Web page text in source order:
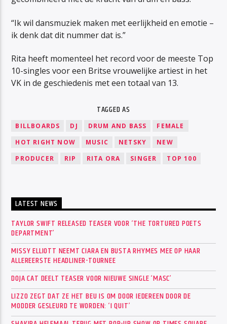
“Ik wil dansmuziek maken met eerlijkheid en emotie –
ik denk dat dit nummer dat is.”
Rita heeft momenteel het record voor de meeste Top
10-singles voor een Britse vrouwelijke artiest in het
VK in de geschiedenis met een totaal van 13.
TAGGED AS
BILLBOARDS DJ DRUM AND BASS
FEMALE
HOT RIGHT NOW
MUSIC NETSKY
NEW
PRODUCER
RIP RITA ORA SINGER TOP 100
LATEST NEWS
TAYLOR SWIFT RELEASED TEASER VOOR ‘THE TORTURED POETS
DEPARTMENT’
MISSY ELLIOTT NEEMT CIARA EN BUSTA RHYMES MEE OP HAAR
ALLEREERSTE HEADLINER-TOURNEE
DOJA CAT DEELT TEASER VOOR NIEUWE SINGLE ‘MASC’
LIZZO ZEGT DAT ZE HET BEU IS OM DOOR IEDEREEN DOOR DE
MODDER GESLEURD TE WORDEN: ‘I QUIT’